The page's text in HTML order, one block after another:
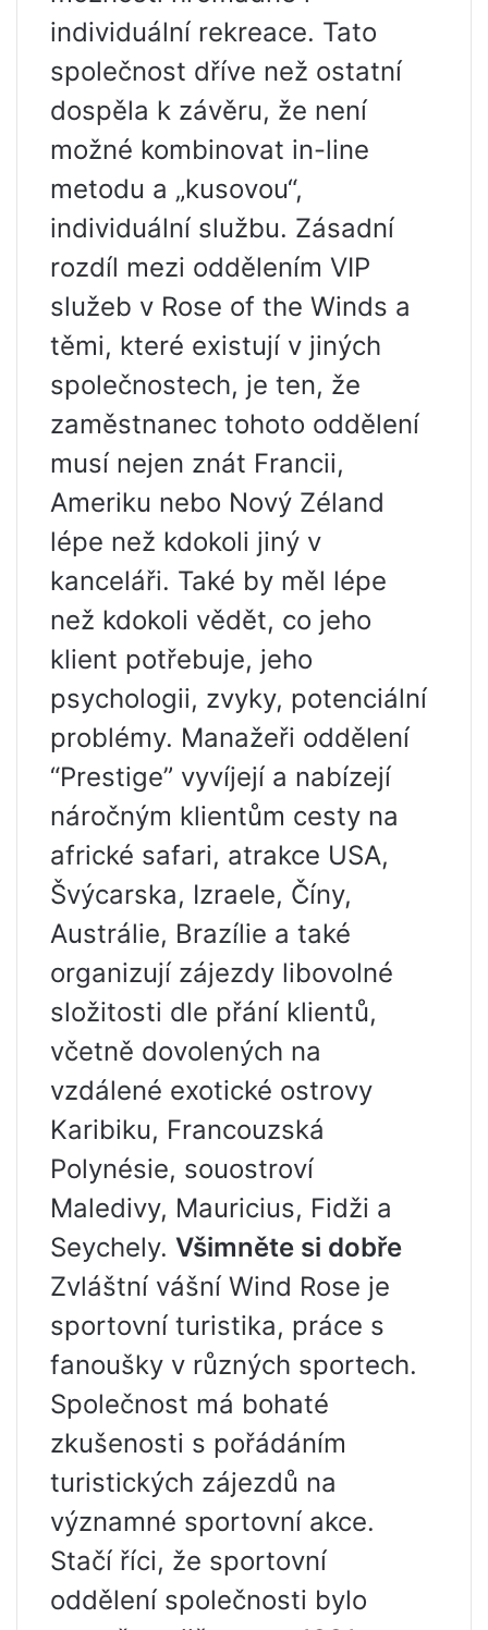
individuální rekreace. Tato
společnost dříve než ostatní
dospěla k závěru, že není
možné kombinovat in-line
metodu a „kusovou“,
individuální službu. Zásadní
rozdíl mezi oddělením VIP
služeb v Rose of the Winds a
těmi, které existují v jiných
společnostech, je ten, že
zaměstnanec tohoto oddělení
musí nejen znát Francii,
Ameriku nebo Nový Zéland
lépe než kdokoli jiný v
kanceláři. Také by měl lépe
než kdokoli vědět, co jeho
klient potřebuje, jeho
psychologii, zvyky, potenciální
problémy. Manažeři oddělení
“Prestige” vyvíjejí a nabízejí
náročným klientům cesty na
africké safari, atrakce USA,
Švýcarska, Izraele, Číny,
Austrálie, Brazílie a také
organizují zájezdy libovolné
složitosti dle přání klientů,
včetně dovolených na
vzdálené exotické ostrovy
Karibiku, Francouzská
Polynésie, souostroví
Maledivy, Mauricius, Fidži a
Seychely. Všimněte si dobře
Zvláštní vášní Wind Rose je
sportovní turistika, práce s
fanoušky v různých sportech.
Společnost má bohaté
zkušenosti s pořádáním
turistických zájezdů na
významné sportovní akce.
Stačí říci, že sportovní
oddělení společnosti bylo